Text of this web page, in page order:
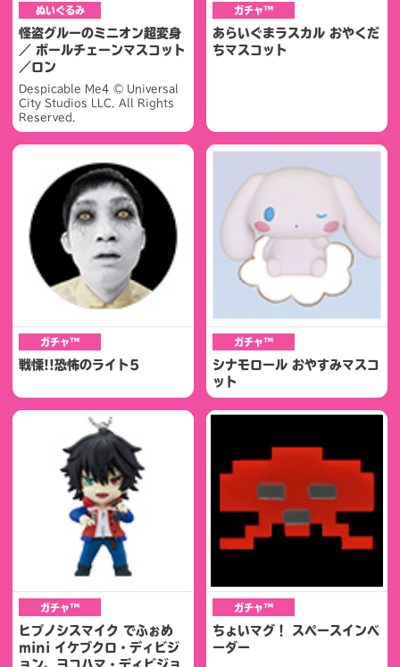
ぬいぐるみ
怪盗グルーのミニオン超変身
／ ボールチェーンマスコット
／ロン
Despicable Me4 © Universal
City Studios LLC. All Rights
Reserved.
ガチャ™
あらいぐまラスカル おやくだ
ちマスコット
ガチャ™
戦慄!!恐怖のライト5
ガチャ™
シナモロール おやすみマスコ
ット
ガチャ™
ヒプノシスマイク でふぉめ
mini イケブクロ・ディビジ
ョン、ヨコハマ・ディビジョ
ガチャ™
ちょいマグ！ スペースインベ
ーダー